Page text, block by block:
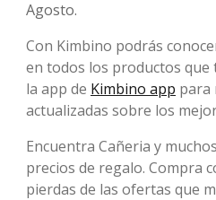
Agosto.
Con Kimbino podrás
en todos los productos que
la app de Kimbino app para
actualizadas sobre los
Encuentra Cañeria y
precios de regalo. Compra
pierdas de las ofertas que